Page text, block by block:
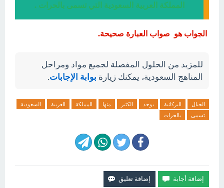
المملكة العربية السعودية التي تسمى بالحرات .
الجواب هو صواب العبارة صحيحة.
للمزيد من الحلول المفصلة لجميع مواد ومراحل
المناهج السعودية، يمكنك زيارة بوابة الإجابات.
الجبال البركانية يوجد الكثير منها المملكة العربية
السعودية
تسمى
بالحرات